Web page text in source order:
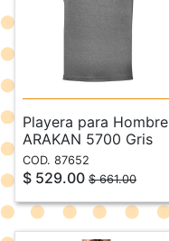
Playera para Hombre
ARAKAN 5700 Gris
COD. 87652
$ 529.00 $ 661.00